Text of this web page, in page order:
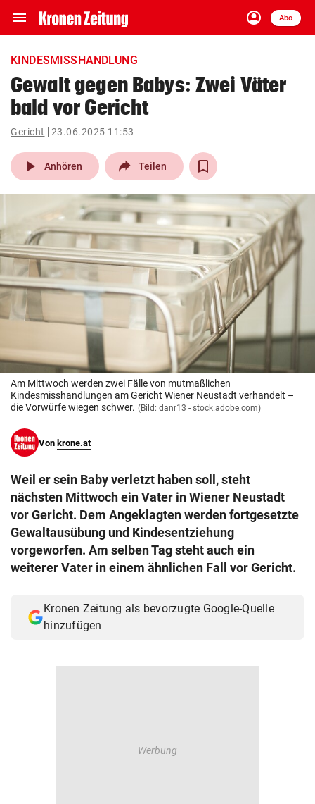
menu Navigation
ein-/ausklappen
account_circle
Anmelden
Abo
close Schließen
account_circle Anmelden
pin_drop
Wien arrow_right
bookmark
search
Suchbegriff
eingeben
© Krone Multimedia GmbH & Co KG 2026
Muthgasse 2, 1190 Wien
KINDESMISSHANDLUNG
Gewalt gegen Babys: Zwei Väter
bald vor Gericht
Gericht 23.06.2025 11:53
play_arrow Anhören Teilen
Am Mittwoch werden zwei Fälle von mutmaßlichen
Kindesmisshandlungen am Gericht Wiener Neustadt verhandelt –
die Vorwürfe wiegen schwer. (Bild: danr13 - stock.adobe.com)
Von krone.at
Weil er sein Baby verletzt haben soll, steht
nächsten Mittwoch ein Vater in Wiener Neustadt
vor Gericht. Dem Angeklagten werden fortgesetzte
Gewaltausübung und Kindesentziehung
vorgeworfen. Am selben Tag steht auch ein
weiterer Vater in einem ähnlichen Fall vor Gericht.
Kronen Zeitung als bevorzugte Google-Quelle
hinzufügen